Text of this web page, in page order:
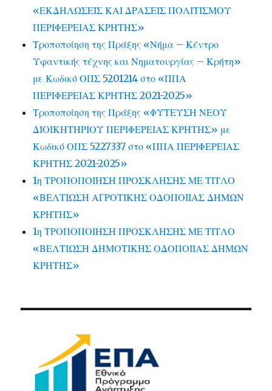
«ΕΚΔΗΛΩΣΕΙΣ ΚΑΙ ΔΡΑΣΕΙΣ ΠΟΛΙΤΙΣΜΟΥ
ΠΕΡΙΦΕΡΕΙΑΣ ΚΡΗΤΗΣ»
Τροποποίηση της Πράξης «Νήμα – Κέντρο
Υφαντικής τέχνης και Νηματουργίας – Κρήτη»
με Κωδικό ΟΠΣ 5201214 στο «ΠΠΑ
ΠΕΡΙΦΕΡΕΙΑΣ ΚΡΗΤΗΣ 2021-2025»
Τροποποίηση της Πράξης «ΦΥΤΕΥΣΗ ΝΕΟΥ
ΔΙΟΙΚΗΤΗΡΙΟΥ ΠΕΡΙΦΕΡΕΙΑΣ ΚΡΗΤΗΣ» με
Κωδικό ΟΠΣ 5227337 στο «ΠΠΑ ΠΕΡΙΦΕΡΕΙΑΣ
ΚΡΗΤΗΣ 2021-2025»
1η ΤΡΟΠΟΠΟΙΗΣΗ ΠΡΟΣΚΛΗΣΗΣ ΜΕ ΤΙΤΛΟ
«ΒΕΛΤΙΩΣΗ ΑΓΡΟΤΙΚΗΣ ΟΔΟΠΟΙΙΑΣ ΔΗΜΩΝ
ΚΡΗΤΗΣ»
1η ΤΡΟΠΟΠΟΙΗΣΗ ΠΡΟΣΚΛΗΣΗΣ ΜΕ ΤΙΤΛΟ
«ΒΕΛΤΙΩΣΗ ΔΗΜΟΤΙΚΗΣ ΟΔΟΠΟΙΙΑΣ ΔΗΜΩΝ
ΚΡΗΤΗΣ»